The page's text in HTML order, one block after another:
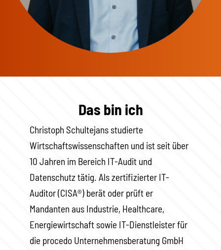
Das bin ich
Christoph Schultejans studierte
Wirtschaftswissenschaften und ist seit über
10 Jahren im Bereich IT-Audit und
Datenschutz tätig. Als zertifizierter IT-
Auditor (CISA®) berät oder prüft er
Mandanten aus Industrie, Healthcare,
Energiewirtschaft sowie IT-Dienstleister für
die procedo Unternehmensberatung GmbH